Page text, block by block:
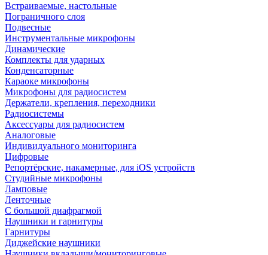
Встраиваемые, настольные
Пограничного слоя
Подвесные
Инструментальные микрофоны
Динамические
Комплекты для ударных
Конденсаторные
Караоке микрофоны
Микрофоны для радиосистем
Держатели, крепления, переходники
Радиосистемы
Аксессуары для радиосистем
Аналоговые
Индивидуального мониторинга
Цифровые
Репортёрские, накамерные, для iOS устройств
Студийные микрофоны
Ламповые
Ленточные
С большой диафрагмой
Наушники и гарнитуры
Гарнитуры
Диджейские наушники